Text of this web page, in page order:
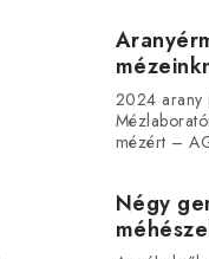
2024 arany
mézért –
Négy